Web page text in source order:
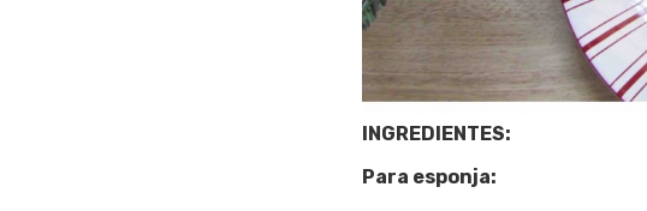
INGREDIENTES:
Para esponja: